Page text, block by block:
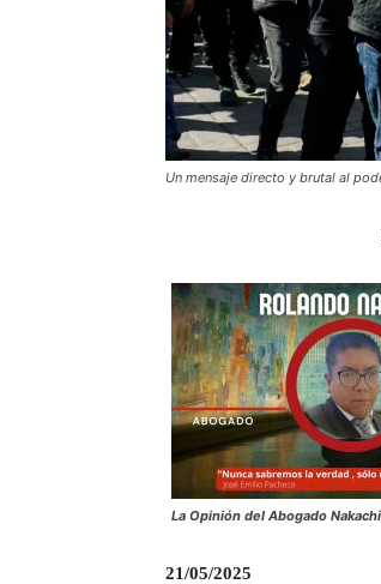
Un mensaje directo y brutal al
La Opinión del Abogado
21/05/2025